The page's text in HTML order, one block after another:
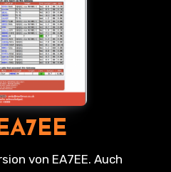
von EA7EE. Auch